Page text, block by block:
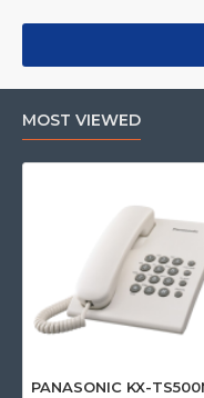
MOST VIEWED
PANASONIC KX-